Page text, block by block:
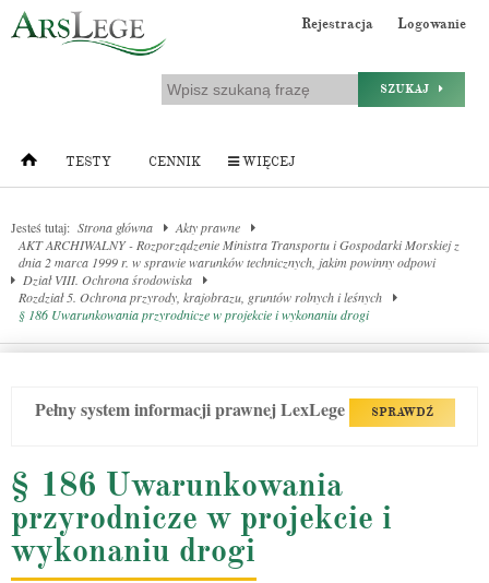
Rejestracja Logowanie
SZUKAJ
TESTY CENNIK WIĘCEJ
Jesteś tutaj: Strona główna
Akty prawne
AKT ARCHIWALNY - Rozporządzenie Ministra Transportu i Gospodarki Morskiej z
dnia 2 marca 1999 r. w sprawie warunków technicznych, jakim powinny odpowi
Dział VIII. Ochrona środowiska
Rozdział 5. Ochrona przyrody, krajobrazu, gruntów rolnych i leśnych
§ 186 Uwarunkowania przyrodnicze w projekcie i wykonaniu drogi
Pełny system informacji prawnej LexLege SPRAWDŹ
§ 186 Uwarunkowania
przyrodnicze w projekcie i
wykonaniu drogi